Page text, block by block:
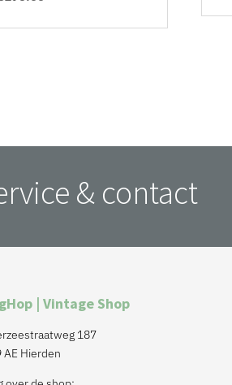
& contact
| Vintage Shop
187
AE Hierden